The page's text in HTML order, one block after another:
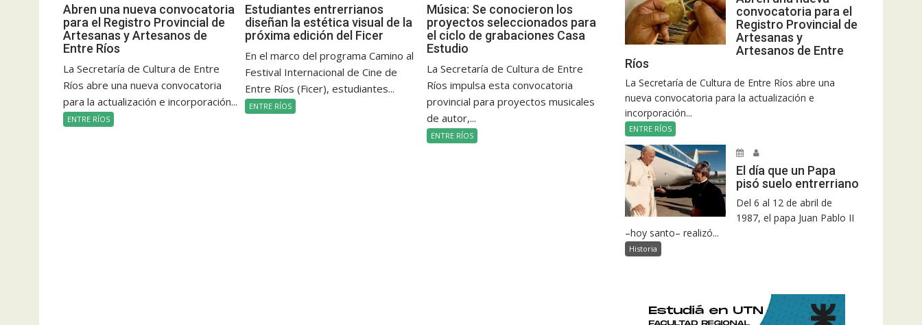
Abren una nueva convocatoria
para el Registro Provincial de
Artesanas y Artesanos de
Entre Ríos
La Secretaría de Cultura de Entre
Ríos abre una nueva convocatoria
para la actualización e incorporación...
ENTRE RÍOS
Estudiantes entrerrianos
diseñan la estética visual de la
próxima edición del Ficer
En el marco del programa Camino al
Festival Internacional de Cine de
Entre Ríos (Ficer), estudiantes...
ENTRE RÍOS
Música: Se conocieron los
proyectos seleccionados para
el ciclo de grabaciones Casa
Estudio
La Secretaría de Cultura de Entre
Ríos impulsa esta convocatoria
provincial para proyectos musicales
de autor,...
ENTRE RÍOS
convocatoria para el
Registro Provincial de
Artesanas y
Artesanos de Entre
Ríos
La Secretaría de Cultura de Entre Ríos abre una
nueva convocatoria para la actualización e
incorporación...
ENTRE RÍOS
El día que un Papa
pisó suelo entrerriano
Del 6 al 12 de abril de
1987, el papa Juan Pablo II
–hoy santo– realizó...
Historia